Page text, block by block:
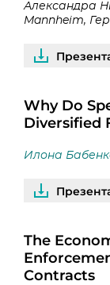
Александра
Mannheim,
Why Do
Diversified
Илона
The
Contracts